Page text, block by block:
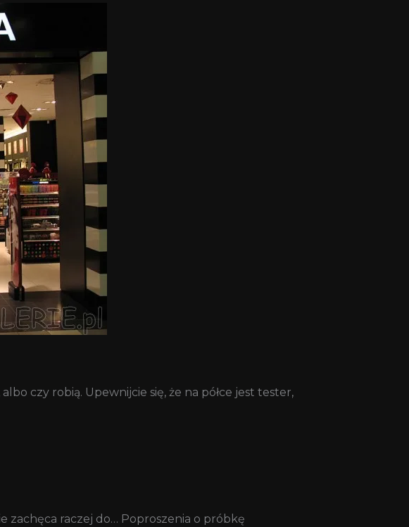
czy robią. Upewnijcie się, że na półce jest tester,
zachęca raczej do… Poproszenia o próbkę